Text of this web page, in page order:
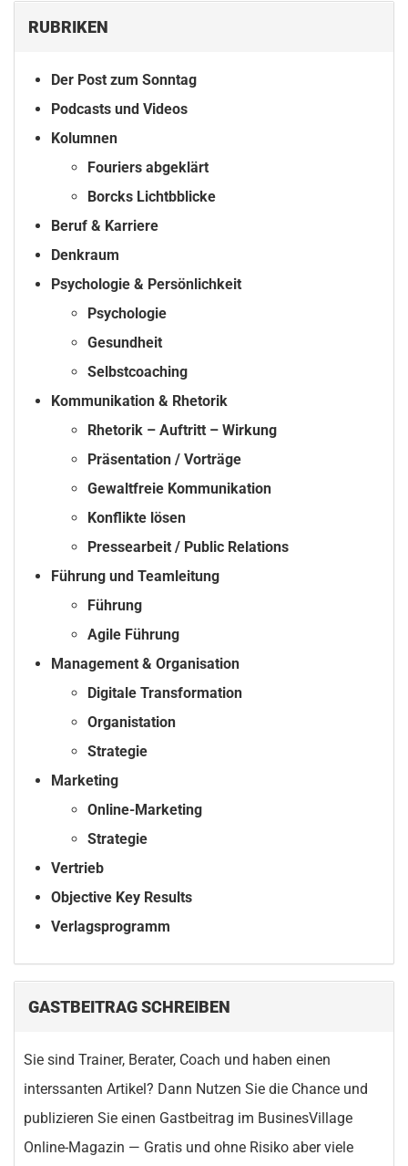
RUBRIKEN
Der Post zum Sonntag
Podcasts und Videos
Kolumnen
Fouriers abgeklärt
Borcks Lichtbblicke
Beruf & Karriere
Denkraum
Psychologie & Persönlichkeit
Psychologie
Gesundheit
Selbstcoaching
Kommunikation & Rhetorik
Rhetorik – Auftritt – Wirkung
Präsentation / Vorträge
Gewaltfreie Kommunikation
Konflikte lösen
Pressearbeit / Public Relations
Führung und Teamleitung
Führung
Agile Führung
Management & Organisation
Digitale Transformation
Organistation
Strategie
Marketing
Online-Marketing
Strategie
Vertrieb
Objective Key Results
Verlagsprogramm
GASTBEITRAG SCHREIBEN
Sie sind Trainer, Berater, Coach und haben einen
interssanten Artikel? Dann Nutzen Sie die Chance und
publizieren Sie einen Gastbeitrag im BusinesVillage
Online-Magazin — Gratis und ohne Risiko aber viele